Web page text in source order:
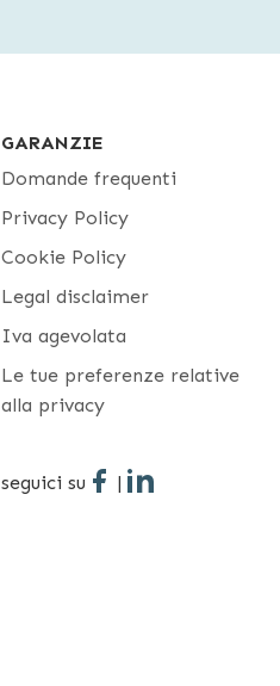
GARANZIE
Domande frequenti
Privacy Policy
Cookie Policy
Legal disclaimer
Iva agevolata
Le tue preferenze relative
alla privacy
seguici su |